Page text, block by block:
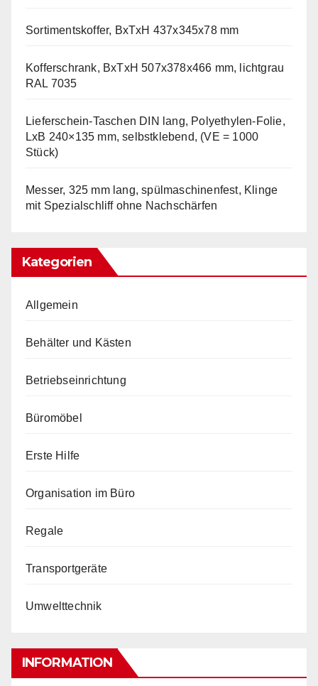
Sortimentskoffer, BxTxH 437x345x78 mm
Kofferschrank, BxTxH 507x378x466 mm, lichtgrau
RAL 7035
Lieferschein-Taschen DIN lang, Polyethylen-Folie,
LxB 240×135 mm, selbstklebend, (VE = 1000
Stück)
Messer, 325 mm lang, spülmaschinenfest, Klinge
mit Spezialschliff ohne Nachschärfen
Kategorien
Allgemein
Behälter und Kästen
Betriebseinrichtung
Büromöbel
Erste Hilfe
Organisation im Büro
Regale
Transportgeräte
Umwelttechnik
INFORMATION